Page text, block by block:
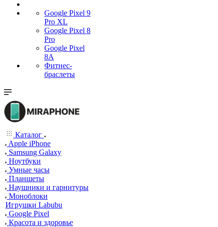
Google Pixel 9
Pro XL
Google Pixel 8
Pro
Google Pixel
8A
Фитнес-
браслеты
Каталог
Apple iPhone
Samsung Galaxy
Ноутбуки
Умные часы
Планшеты
Наушники и гарнитуры
Моноблоки
Игрушки Labubu
Google Pixel
Красота и здоровье